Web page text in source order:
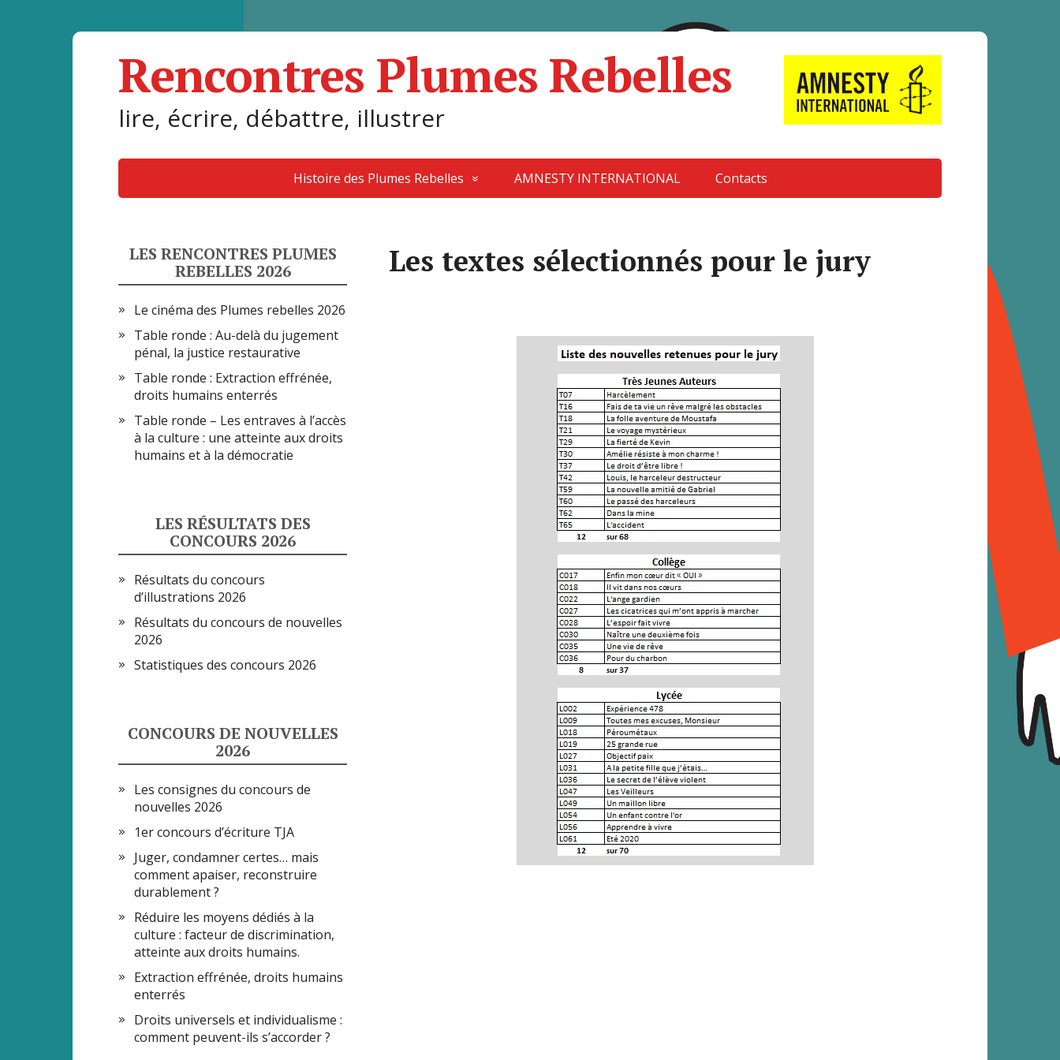
Rencontres Plumes Rebelles
lire, écrire, débattre, illustrer
Histoire des Plumes Rebelles AMNESTY INTERNATIONAL Contacts
Les textes sélectionnés pour le jury
LES RENCONTRES PLUMES
REBELLES 2026
Le cinéma des Plumes rebelles 2026
Table ronde : Au-delà du jugement
pénal, la justice restaurative
Table ronde : Extraction effrénée,
droits humains enterrés
Table ronde – Les entraves à l’accès
à la culture : une atteinte aux droits
humains et à la démocratie
LES RÉSULTATS DES
CONCOURS 2026
Résultats du concours
d’illustrations 2026
Résultats du concours de nouvelles
2026
Statistiques des concours 2026
CONCOURS DE NOUVELLES
2026
Les consignes du concours de
nouvelles 2026
1er concours d’écriture TJA
Juger, condamner certes… mais
comment apaiser, reconstruire
durablement ?
Réduire les moyens dédiés à la
culture : facteur de discrimination,
atteinte aux droits humains.
Extraction effrénée, droits humains
enterrés
Droits universels et individualisme :
comment peuvent-ils s’accorder ?